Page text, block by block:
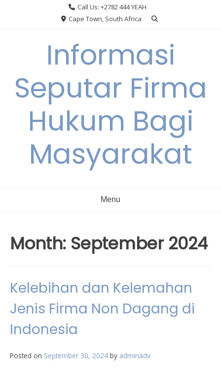
Call Us: +2782 444 YEAH
Cape Town, South Africa
Informasi
Seputar Firma
Hukum Bagi
Masyarakat
Menu
Month: September 2024
Kelebihan dan Kelemahan
Jenis Firma Non Dagang di
Indonesia
Posted on September 30, 2024 by adminadv